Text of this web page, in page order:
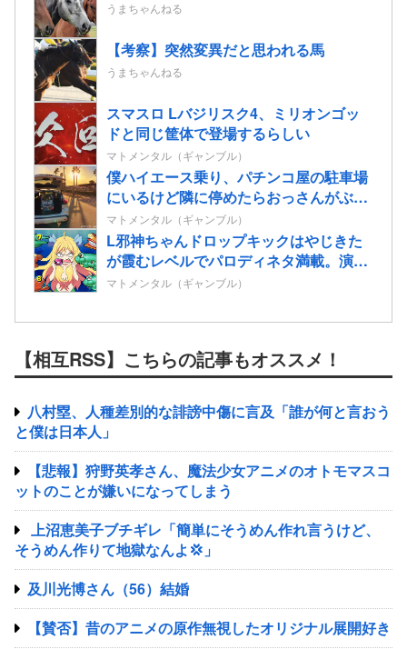
うまちゃんねる
【考察】突然変異だと思われる馬
うまちゃんねる
スマスロ Lバジリスク4、ミリオンゴッ
ドと同じ筐体で登場するらしい
マトメンタル（ギャンブル）
僕ハイエース乗り、パチンコ屋の駐車場
にいるけど隣に停めたらおっさんがぶち
切れてきた…
マトメンタル（ギャンブル）
L邪神ちゃんドロップキックはやじきた
が霞むレベルでパロディネタ満載。演出
面白いのに台がキツいよ…
マトメンタル（ギャンブル）
【相互RSS】こちらの記事もオススメ！
八村塁、人種差別的な誹謗中傷に言及「誰が何と言おう
と僕は日本人」
【悲報】狩野英孝さん、魔法少女アニメのオトモマスコ
ットのことが嫌いになってしまう
上沼恵美子ブチギレ「簡単にそうめん作れ言うけど、
そうめん作りて地獄なんよ💢」
及川光博さん（56）結婚
【賛否】昔のアニメの原作無視したオリジナル展開好き